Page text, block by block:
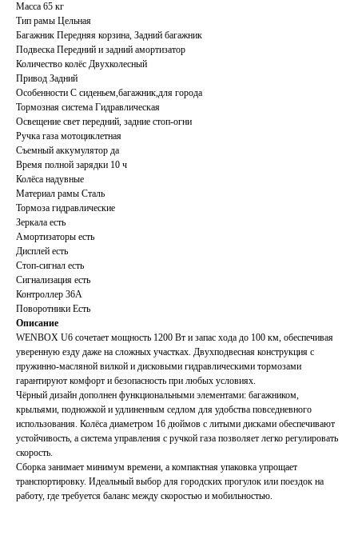
Масса 65 кг
Тип рамы Цельная
Багажник Передняя корзина, Задний багажник
Подвеска Передний и задний амортизатор
Количество колёс Двухколесный
Привод Задний
Особенности С сиденьем,багажник,для города
Тормозная система Гидравлическая
Освещение свет передний, задние стоп-огни
Ручка газа мотоциклетная
Съемный аккумулятор да
Время полной зарядки 10 ч
Колёса надувные
Материал рамы Сталь
Тормоза гидравлические
Зеркала есть
Амортизаторы есть
Дисплей есть
Стоп-сигнал есть
Сигнализация есть
Контроллер 36A
Поворотники Есть
Описание
WENBOX U6 сочетает мощность 1200 Вт и запас хода до 100 км, обеспечивая
уверенную езду даже на сложных участках. Двухподвесная конструкция с
пружинно-масляной вилкой и дисковыми гидравлическими тормозами
гарантируют комфорт и безопасность при любых условиях.
Чёрный дизайн дополнен функциональными элементами: багажником,
крыльями, подножкой и удлиненным седлом для удобства повседневного
использования. Колёса диаметром 16 дюймов с литыми дисками обеспечивают
устойчивость, а система управления с ручкой газа позволяет легко регулировать
скорость.
Сборка занимает минимум времени, а компактная упаковка упрощает
транспортировку. Идеальный выбор для городских прогулок или поездок на
работу, где требуется баланс между скоростью и мобильностью.